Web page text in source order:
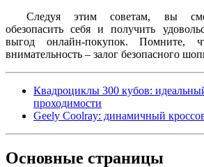
Следуя этим советам, вы
обезопасить себя и получить
выгод онлайн-покупок. Помните,
внимательность – залог безопасного
Квадроциклы 300 кубов:
проходимости
Geely Coolray: динамичный
Основные страницы